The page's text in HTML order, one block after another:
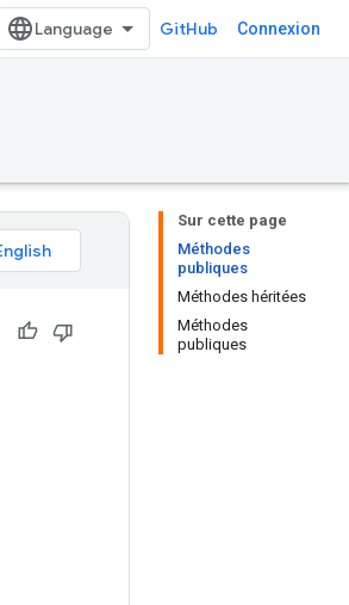
GitHub Connexion
Sur cette page
Méthodes
publiques
Méthodes héritées
Méthodes
publiques